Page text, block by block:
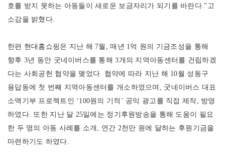
호를 받지 못하는 아동들이 새로운 보금자리가 되기를 바란다.”고
소감을 밝혔다.
한편 현대홈쇼핑은 지난 해 7월, 매년 1억 원의 기금조성을 통해
향후 3년 동안 굿네이버스를 통해 3개의 지역아동센터를 건립하겠
다는 사회공헌 협약을 맺었다. 협약에 따라 지난 해 10월 성동구
용답동에 첫 번째 지역아동센터를 개소하였으며, 굿네이버스 대표
소액기부 프로젝트인 ‘100원의 기적’ 공익 광고를 직접 제작, 방영
하였다. 또한 지난 달 25일에는 정기후원방송을 통해 도움이 필요
한 두 명의 아동 사례를 소개, 연간 2천만 원에 달하는 후원기금을
마련하기도 하였다.